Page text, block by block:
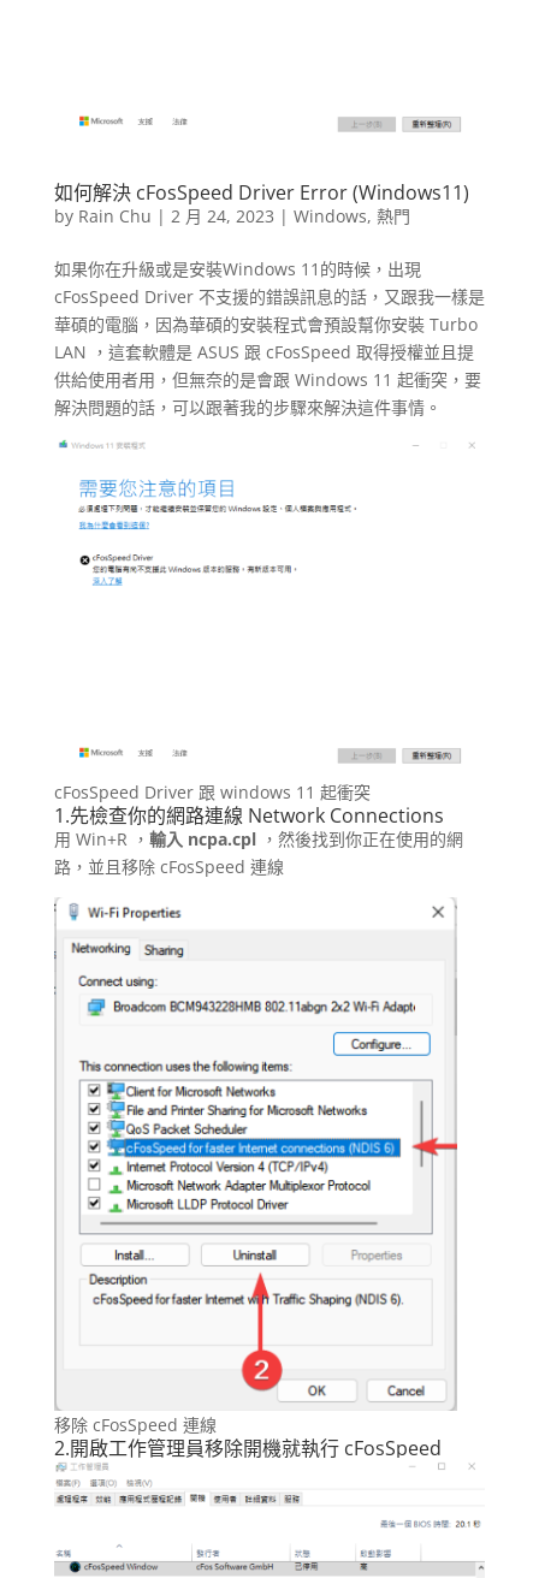
如何解決 cFosSpeed Driver Error (Windows11)
by Rain Chu | 2 月 24, 2023 | Windows, 熱門
如果你在升級或是安裝Windows 11的時候，出現
cFosSpeed Driver 不支援的錯誤訊息的話，又跟我一樣是
華碩的電腦，因為華碩的安裝程式會預設幫你安裝 Turbo
LAN ，這套軟體是 ASUS 跟 cFosSpeed 取得授權並且提
供給使用者用，但無奈的是會跟 Windows 11 起衝突，要
解決問題的話，可以跟著我的步驟來解決這件事情。
cFosSpeed Driver 跟 windows 11 起衝突
1.先檢查你的網路連線 Network Connections
用 Win+R ， 輸入 ncpa.cpl，然後找到你正在使用的網
路，並且移除 cFosSpeed 連線
移除 cFosSpeed 連線
2.開啟工作管理員移除開機就執行 cFosSpeed